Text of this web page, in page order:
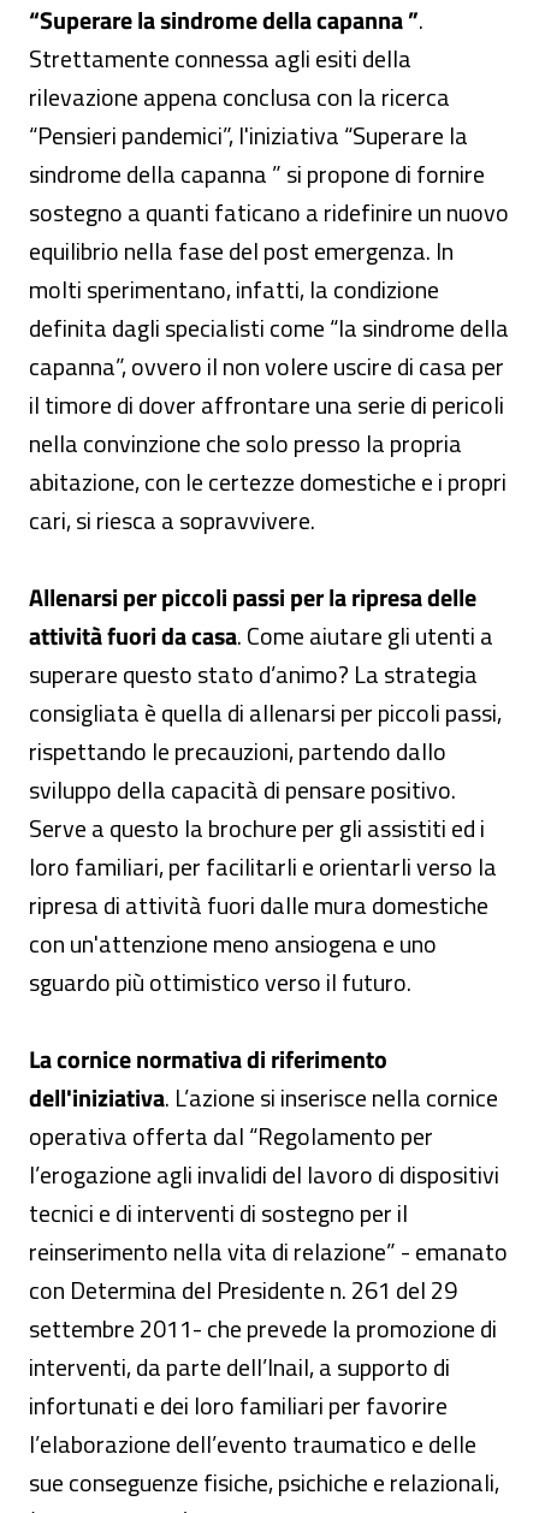
“Superare la sindrome della capanna ”.
Strettamente connessa agli esiti della
rilevazione appena conclusa con la ricerca
“Pensieri pandemici”, l'iniziativa “Superare la
sindrome della capanna ” si propone di fornire
sostegno a quanti faticano a ridefinire un nuovo
equilibrio nella fase del post emergenza. In
molti sperimentano, infatti, la condizione
definita dagli specialisti come “la sindrome della
capanna”, ovvero il non volere uscire di casa per
il timore di dover affrontare una serie di pericoli
nella convinzione che solo presso la propria
abitazione, con le certezze domestiche e i propri
cari, si riesca a sopravvivere.
Allenarsi per piccoli passi per la ripresa delle
attività fuori da casa. Come aiutare gli utenti a
superare questo stato d’animo? La strategia
consigliata è quella di allenarsi per piccoli passi,
rispettando le precauzioni, partendo dallo
sviluppo della capacità di pensare positivo.
Serve a questo la brochure per gli assistiti ed i
loro familiari, per facilitarli e orientarli verso la
ripresa di attività fuori dalle mura domestiche
con un'attenzione meno ansiogena e uno
sguardo più ottimistico verso il futuro.
La cornice normativa di riferimento
dell'iniziativa. L’azione si inserisce nella cornice
operativa offerta dal “Regolamento per
l’erogazione agli invalidi del lavoro di dispositivi
tecnici e di interventi di sostegno per il
reinserimento nella vita di relazione” - emanato
con Determina del Presidente n. 261 del 29
settembre 2011- che prevede la promozione di
interventi, da parte dell’Inail, a supporto di
infortunati e dei loro familiari per favorire
l’elaborazione dell’evento traumatico e delle
sue conseguenze fisiche, psichiche e relazionali,